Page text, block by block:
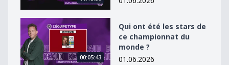
Qui ont été les stars de ce championnat du monde ?
00:05:43
Qui ont été les stars de
ce championnat du
monde ?
01.06.2026